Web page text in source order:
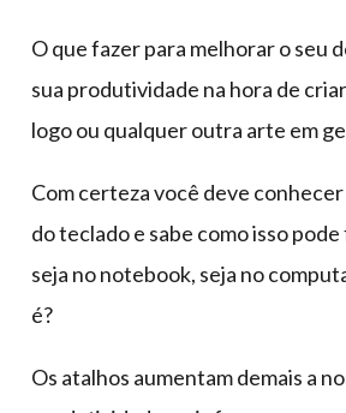
O que fazer para melhorar o seu
sua produtividade na hora de
logo ou qualquer outra arte em
Com certeza você deve
do teclado e sabe como isso
seja no notebook, seja no
é?
Os atalhos aumentam demais a